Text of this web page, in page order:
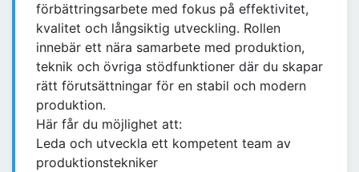
förbättringsarbete med fokus på effektivitet,
kvalitet och långsiktig utveckling. Rollen
innebär ett nära samarbete med produktion,
teknik och övriga stödfunktioner där du skapar
rätt förutsättningar för en stabil och modern
produktion.
Här får du möjlighet att:
Leda och utveckla ett kompetent team av
produktionstekniker